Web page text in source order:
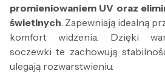
promieniowaniem UV oraz
świetlnych . Zapewniają idealną
komfort widzenia. Dzięki
soczewki te zachowują
ulegają rozwarstwieniu.